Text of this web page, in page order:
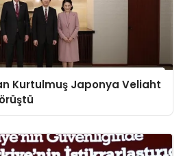
Kurtulmuş Japonya Veliaht